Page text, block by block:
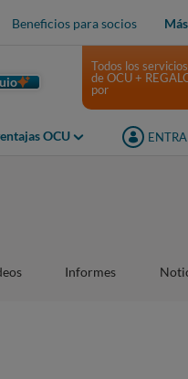
Beneficios para socios
OCU ENTRA
Todos los servicios
de OCU +
por
Informes